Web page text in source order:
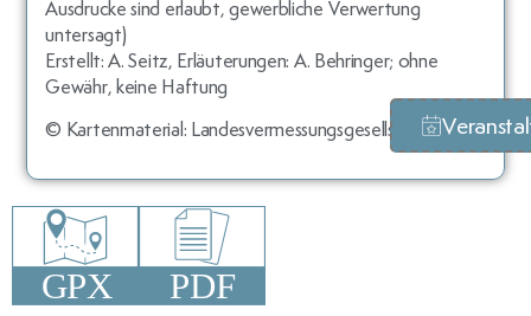
Ausdrucke sind erlaubt, gewerbliche Verwertung
untersagt)
Erstellt: A. Seitz, Erläuterungen: A. Behringer; ohne
Gewähr, keine Haftung
© Kartenmaterial: Landesvermessungsgesellschaft (LVG)